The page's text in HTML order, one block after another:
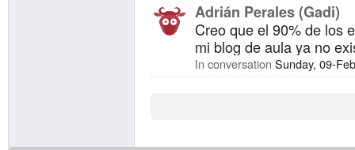
Adrián Perales (Gadi)
Creo que el 90% de los
mi blog de aula ya no
In conversation Sunday, 09-